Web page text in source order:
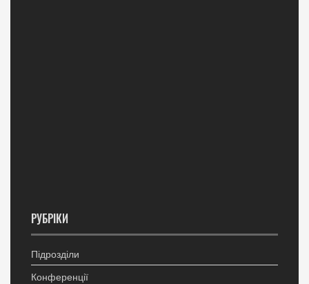
РУБРІКИ
Підрозділи
Конференції